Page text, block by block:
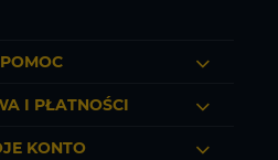
POMOC
I PŁATNOŚCI
KONTO